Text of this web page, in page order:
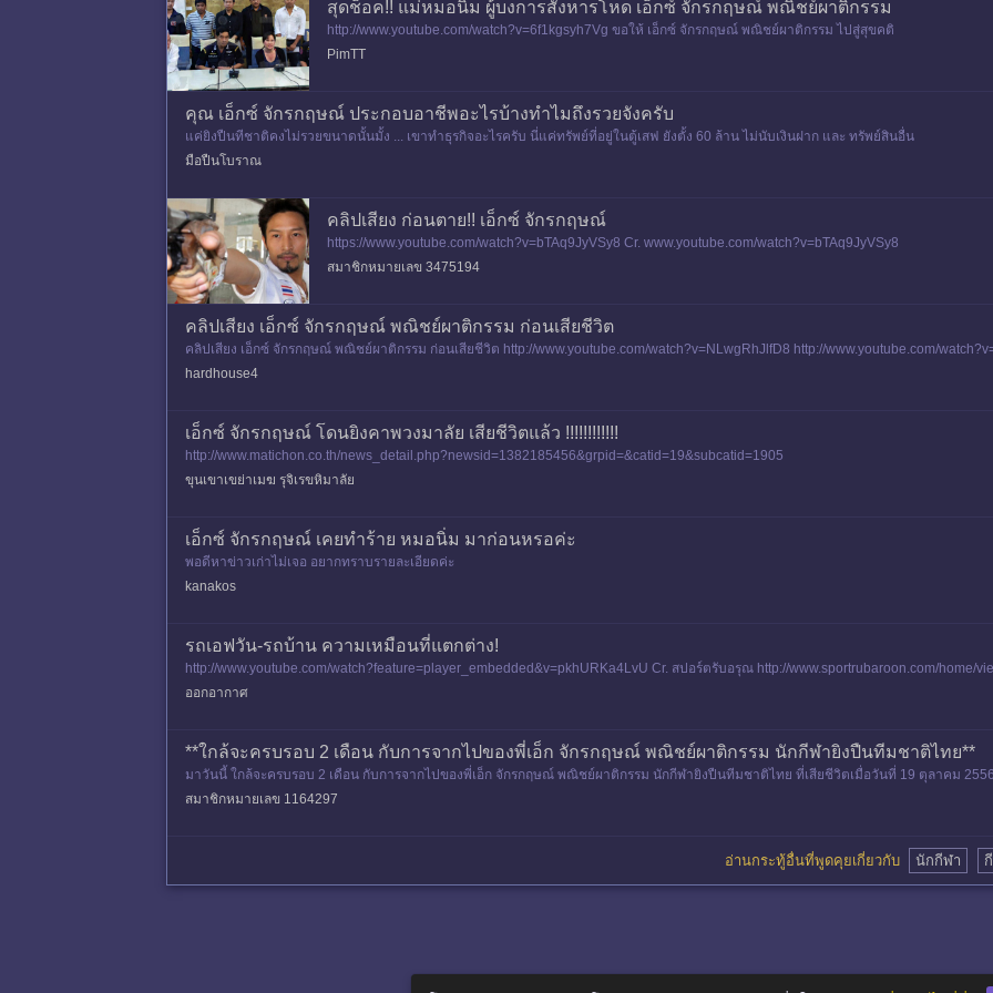
สุดช็อค!! แม่หมอนิ่ม ผู้บงการสังหารโหด เอ็กซ์ จักรกฤษณ์ พณิชย์ผาติกรรม
http://www.youtube.com/watch?v=6f1kgsyh7Vg ขอให้ เอ็กซ์ จักรกฤษณ์ พณิชย์ผาติกรรม ไปสู่สุขคติ
PimTT
คุณ เอ็กซ์ จักรกฤษณ์ ประกอบอาชีพอะไรบ้างทำไมถึงรวยจังครับ
แค่ยิงปืนทีชาติคงไม่รวยขนาดนั้นมั้ง ... เขาทำธุรกิจอะไรครับ นี่แค่ทรัพย์ที่อยู่ในตู้เสฟ ยังตั้ง 60 ล้าน ไม่นับเงินฝาก และ ทรัพย์สินอื่น
มือปืนโบราณ
คลิปเสียง ก่อนตาย!! เอ็กซ์ จักรกฤษณ์
https://www.youtube.com/watch?v=bTAq9JyVSy8 Cr. www.youtube.com/watch?v=bTAq9JyVSy8
สมาชิกหมายเลข 3475194
คลิปเสียง เอ็กซ์ จักรกฤษณ์ พณิชย์ผาติกรรม ก่อนเสียชีวิต
คลิปเสียง เอ็กซ์ จักรกฤษณ์ พณิชย์ผาติกรรม ก่อนเสียชีวิต http://www.youtube.com/watch?v=NLwgRhJlfD8 http://www.youtube.com/
hardhouse4
เอ็กซ์ จักรกฤษณ์ โดนยิงคาพวงมาลัย เสียชีวิตแล้ว !!!!!!!!!!!!
http://www.matichon.co.th/news_detail.php?newsid=1382185456&grpid=&catid=19&subcatid=1905
ขุนเขาเขย่าเมฆ รุจิเรขหิมาลัย
เอ็กซ์ จักรกฤษณ์ เคยทำร้าย หมอนิ่ม มาก่อนหรอค่ะ
พอดีหาข่าวเก่าไม่เจอ อยากทราบรายละเอียดค่ะ
kanakos
รถเอฟวัน-รถบ้าน ความเหมือนที่แตกต่าง!
http://www.youtube.com/watch?feature=player_embedded&v=pkhURKa4LvU Cr. สปอร์ตรับอรุณ http://www.sportrubaroon.com/home/
aroon
ออกอากาศ
**ใกล้จะครบรอบ 2 เดือน กับการจากไปของพี่เอ็ก จักรกฤษณ์ พณิชย์ผาติกรรม นักกีฬายิงปืนทีมชาติไทย**
มาวันนี้ ใกล้จะครบรอบ 2 เดือน กับการจากไปของพี่เอ็ก จักรกฤษณ์ พณิชย์ผาติกรรม นักกีฬายิงปืนทีมชาติไทย ที่เสียชีวิตเมื่อวันที่ 19 ตุลาคม
นแรกดูเห
สมาชิกหมายเลข 1164297
อ่านกระทู้อื่นที่พูดคุยเกี่ยวกับ นักกีฬา